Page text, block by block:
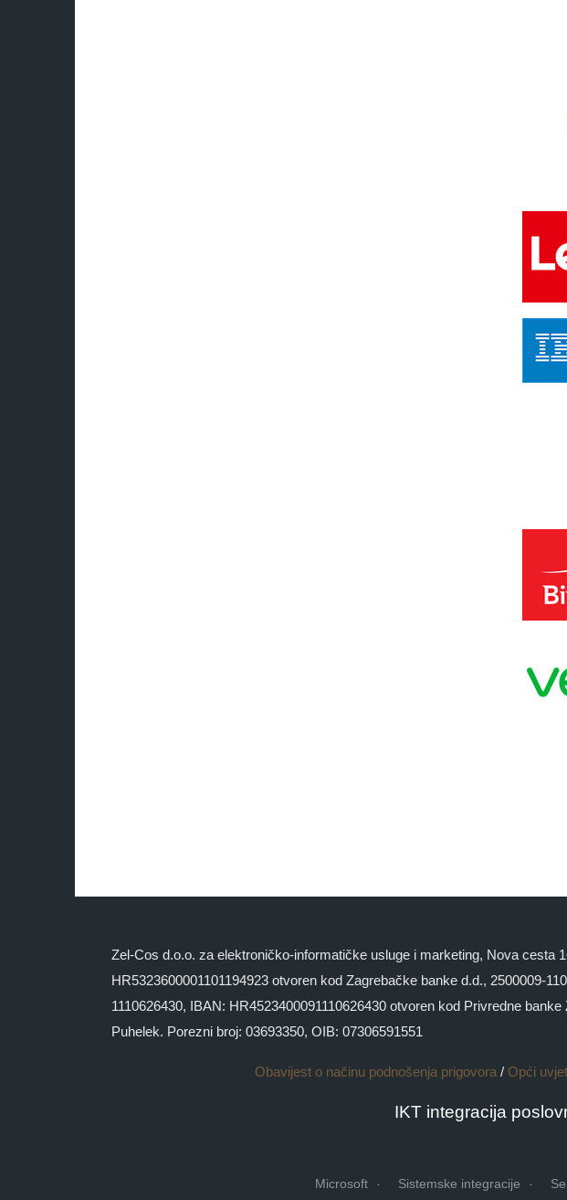
Zel-Cos d.o.o. za elektroničko-informatičke usluge i marketing, Nova cesta
HR5323600001101194923 otvoren kod Zagrebačke banke d.d., 2500009-
1110626430, IBAN: HR4523400091110626430 otvoren kod Privredne
Puhelek. Porezni broj: 03693350, OIB: 07306591551
Obavijest o načinu podnošenja prigovora / Opći
IKT integracija
Microsoft Sistemske integracije